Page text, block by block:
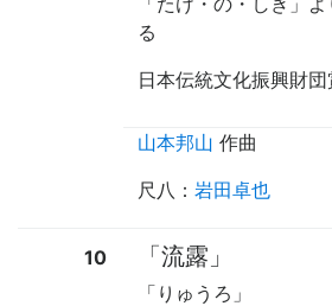
る
日本伝統文化振興財団
山本邦山 作曲
尺八 ： 岩田卓也
10 「流露」
「りゅうろ」